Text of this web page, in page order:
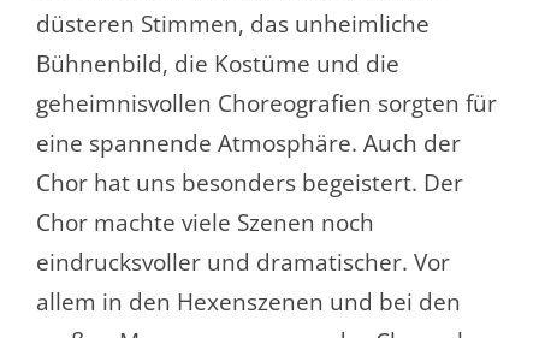
düsteren Stimmen, das unheimliche
Bühnenbild, die Kostüme und die
geheimnisvollen Choreografien sorgten für
eine spannende Atmosphäre. Auch der
Chor hat uns besonders begeistert. Der
Chor machte viele Szenen noch
eindrucksvoller und dramatischer. Vor
allem in den Hexenszenen und bei den